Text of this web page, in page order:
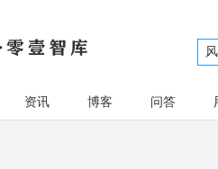
资讯 博客 问答